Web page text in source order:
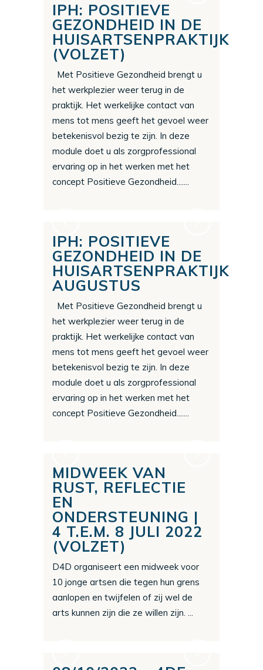
IPH: POSITIEVE
GEZONDHEID IN DE
HUISARTSENPRAKTIJK
(VOLZET)
Met Positieve Gezondheid brengt u
het werkplezier weer terug in de
praktijk. Het werkelijke contact van
mens tot mens geeft het gevoel weer
betekenisvol bezig te zijn. In deze
module doet u als zorgprofessional
ervaring op in het werken met het
concept Positieve Gezondheid.......
IPH: POSITIEVE
GEZONDHEID IN DE
HUISARTSENPRAKTIJK
AUGUSTUS
Met Positieve Gezondheid brengt u
het werkplezier weer terug in de
praktijk. Het werkelijke contact van
mens tot mens geeft het gevoel weer
betekenisvol bezig te zijn. In deze
module doet u als zorgprofessional
ervaring op in het werken met het
concept Positieve Gezondheid.......
MIDWEEK VAN
RUST, REFLECTIE
EN
ONDERSTEUNING |
4 T.E.M. 8 JULI 2022
(VOLZET)
D4D organiseert een midweek voor
10 jonge artsen die tegen hun grens
aanlopen en twijfelen of zij wel de
arts kunnen zijn die ze willen zijn. ...